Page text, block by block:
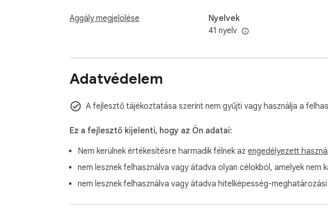
Aggály megjelölése
Nyelvek
41 nyelv
Adatvédelem
A fejlesztő tájékoztatása szerint nem gyűjti vagy használja a
Ez a fejlesztő kijelenti, hogy az Ön adatai:
Nem kerülnek értékesítésre harmadik félnek az engedélyezett
nem lesznek felhasználva vagy átadva olyan célokból, amelyek nem
nem lesznek felhasználva vagy átadva hitelképesség-